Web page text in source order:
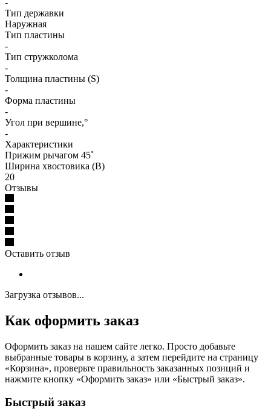
Тип державки
Наружная
Тип пластины
-
Тип стружколома
-
Толщина пластины (S)
-
Форма пластины
-
Угол при вершине,°
-
Характеристики
Прижим рычагом 45˚
Ширина хвостовика (B)
20
Отзывы
Оставить отзыв
Загрузка отзывов...
Как оформить заказ
Оформить заказ на нашем сайте легко. Просто добавьте
выбранные товары в корзину, а затем перейдите на страницу
«Корзина», проверьте правильность заказанных позиций и
нажмите кнопку «Оформить заказ» или «Быстрый заказ».
Быстрый заказ